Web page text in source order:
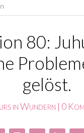
80:
gelöst.
in Wundern | 0